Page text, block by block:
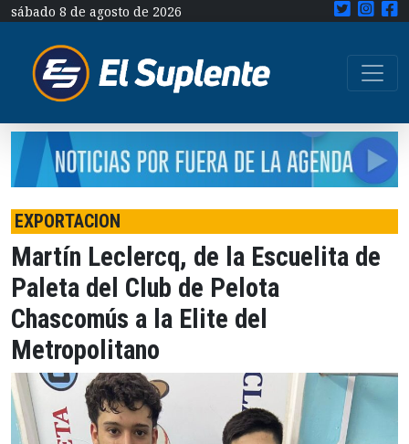
sábado 8 de agosto de 2026
EXPORTACION
Martín Leclercq, de la Escuelita de
Paleta del Club de Pelota
Chascomús a la Elite del
Metropolitano